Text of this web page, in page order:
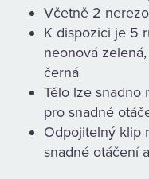
Včetně 2
K dispozici je 5
neonová
černá
Tělo lze snadno
pro snadné
Odpojitelný klip
snadné otáčení